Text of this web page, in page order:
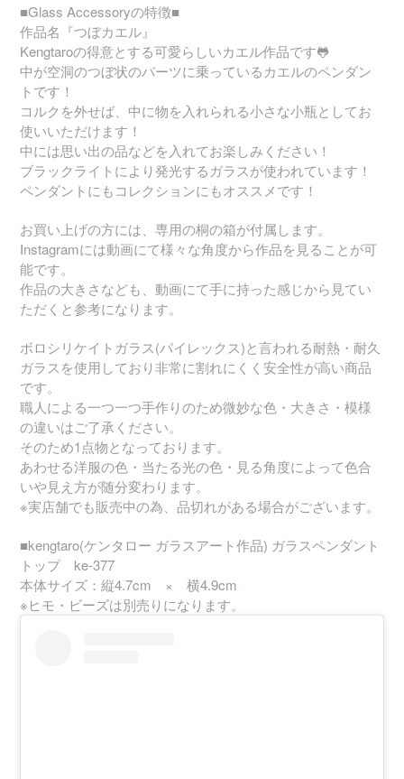
■Glass Accessoryの特徴■
作品名『つぼカエル』
Kengtaroの得意とする可愛らしいカエル作品です🐸
中が空洞のつぼ状のパーツに乗っているカエルのペンダン
トです！
コルクを外せば、中に物を入れられる小さな小瓶としてお
使いいただけます！
中には思い出の品などを入れてお楽しみください！
ブラックライトにより発光するガラスが使われています！
ペンダントにもコレクションにもオススメです！
お買い上げの方には、専用の桐の箱が付属します。
Instagramには動画にて様々な角度から作品を見ることが可
能です。
作品の大きさなども、動画にて手に持った感じから見てい
ただくと参考になります。
ボロシリケイトガラス(パイレックス)と言われる耐熱・耐久
ガラスを使用しており非常に割れにくく安全性が高い商品
です。
職人による一つ一つ手作りのため微妙な色・大きさ・模様
の違いはご了承ください。
そのため1点物となっております。
あわせる洋服の色・当たる光の色・見る角度によって色合
いや見え方が随分変わります。
※実店舗でも販売中の為、品切れがある場合がございます。
■kengtaro(ケンタロー ガラスアート作品) ガラスペンダント
トップ ke-377
本体サイズ：縦4.7cm × 横4.9cm
※ヒモ・ビーズは別売りになります。